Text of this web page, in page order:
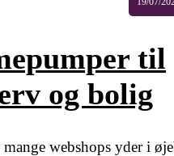
til
og bolig
webshops yder i